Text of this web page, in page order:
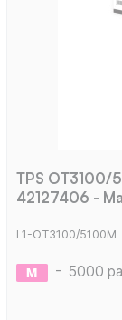
TPS OT3100/
42127406 -
L1-OT3100/5100M
- 5000